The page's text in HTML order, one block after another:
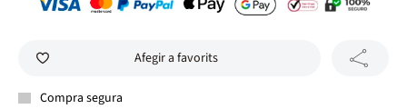
Afegir a favorits
Compra segura